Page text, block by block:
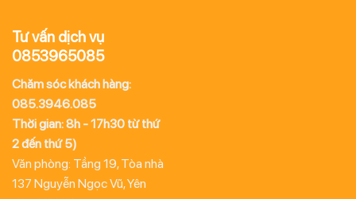
Tư vấn dịch vụ
0853965085
Chăm sóc khách hàng:
085.3946.085
Thời gian: 8h - 17h30 từ thứ
2 đến thứ 5)
Văn phòng: Tầng 19, Tòa nhà
137 Nguyễn Ngọc Vũ, Yên